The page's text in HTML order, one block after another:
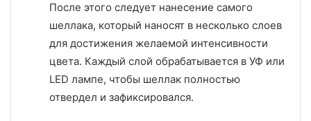
После этого следует нанесение самого
шеллака, который наносят в несколько слоев
для достижения желаемой интенсивности
цвета. Каждый слой обрабатывается в УФ или
LED лампе, чтобы шеллак полностью
отвердел и зафиксировался.